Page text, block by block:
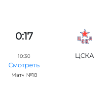
0:17
10:30
Смотреть
Матч №18
ЦСКА